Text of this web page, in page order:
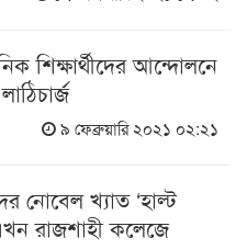
শিক্ষার্থীদের আন্দোলনে
৯ ফেব্রুয়ারি ২০২১ ০২:২১
নোবেল খ্যাত ‘হাল্ট
রাজশাহী কলেজে